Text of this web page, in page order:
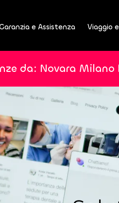
e Assistenza Viaggio
da: Novara